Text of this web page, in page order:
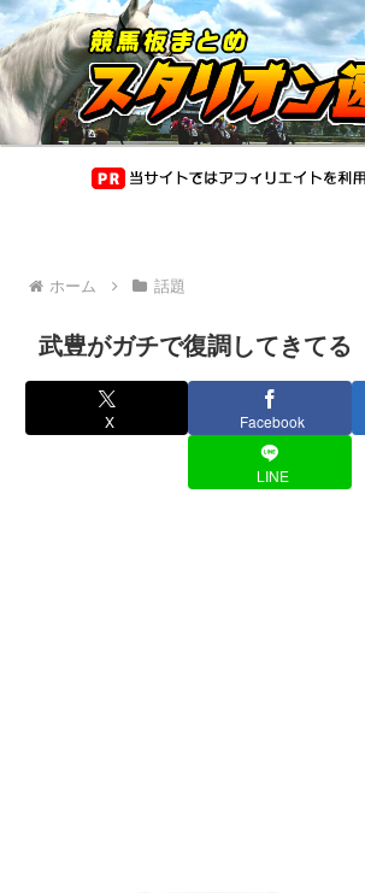
ホーム 話題
武豊がガチで復調してきてる
X Facebook
LINE